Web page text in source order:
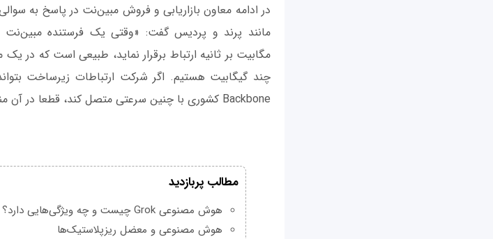
در ادامه معاون بازاریابی و فروش مبین‌نت در پاسخ به
مگابیت بر ثانیه ارتباط برقرار نماید، طبیعی است که در
چند گیگابیت هستیم. اگر شرکت ارتباطات زیرساخت
Backbone کشوری با چنین سرعتی متصل کند، قطعا در آن مناطق نیز حضور پیدا خواهیم کرد.»
مطالب پربازدید
هوش مصنوعی Grok چیست و چه ویژگی‌هایی دارد؟
هوش مصنوعی و معضل ریزپلاستیک‌ها